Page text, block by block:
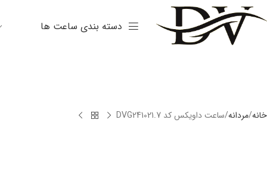
دسته بندی ساعت ها
خانه مردانه ساعت داویکس کد DVG241021.7